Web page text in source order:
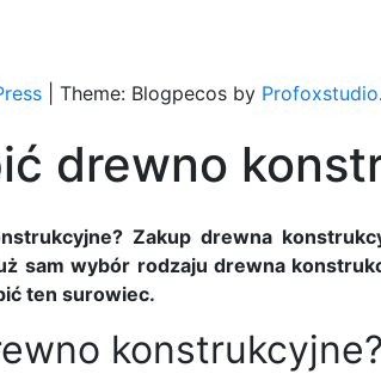
Theme: Blogpecos by Profoxstudio.
drewno
Zakup drewna
sam wybór rodzaju drewna
ten surowiec.
konstrukcyjne?